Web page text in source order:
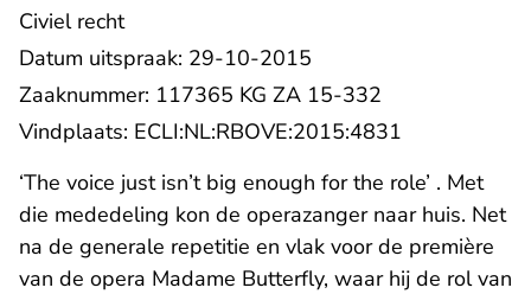
Civiel recht
Datum uitspraak: 29-10-2015
Zaaknummer: 117365 KG ZA 15-332
Vindplaats: ECLI:NL:RBOVE:2015:4831
‘The voice just isn’t big enough for the role’ . Met
die mededeling kon de operazanger naar huis. Net
na de generale repetitie en vlak voor de première
van de opera Madame Butterfly, waar hij de rol van